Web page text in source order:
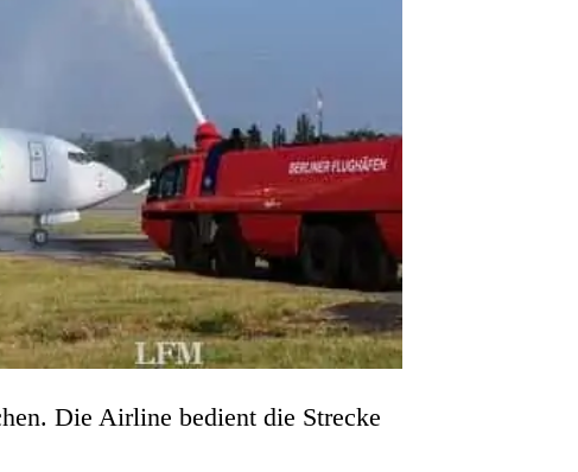
Die Airline bedient die Strecke